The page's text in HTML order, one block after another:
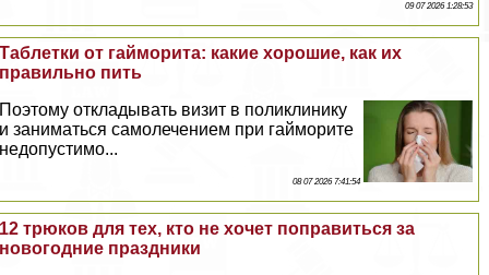
09 07 2026 1:28:53
Таблетки от гайморита: какие хорошие, как их
правильно пить
Поэтому откладывать визит в поликлинику
и заниматься самолечением при гайморите
недопустимо...
08 07 2026 7:41:54
12 трюков для тех, кто не хочет поправиться за
новогодние праздники